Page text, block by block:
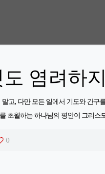
염려하
고, 다만 모든 일에서 기도와 간
초월하는 하나님의 평안이 그리스
0